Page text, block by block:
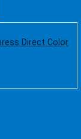
Direct Color